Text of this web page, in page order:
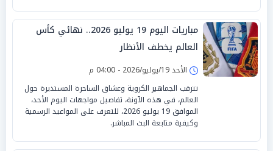
مباريات اليوم 19 يوليو 2026.. نهائي كأس
العالم يخطف الأنظار
الأحد 19/يوليو/2026 - 04:00 م
تترقب الجماهير الكروية وعشاق الساحرة المستديرة حول
العالم، في هذه الآونة، تفاصيل مواجهات اليوم الأحد،
الموافق 19 يوليو 2026، للتعرف على المواعيد الرسمية
وكيفية متابعة البث المباشر.